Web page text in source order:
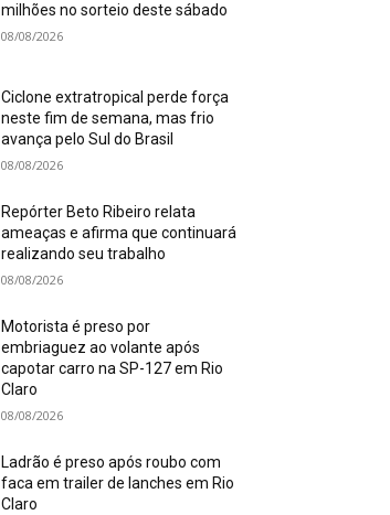
milhões no sorteio deste sábado
08/08/2026
Ciclone extratropical perde força
neste fim de semana, mas frio
avança pelo Sul do Brasil
08/08/2026
Repórter Beto Ribeiro relata
ameaças e afirma que continuará
realizando seu trabalho
08/08/2026
Motorista é preso por
embriaguez ao volante após
capotar carro na SP-127 em Rio
Claro
08/08/2026
Ladrão é preso após roubo com
faca em trailer de lanches em Rio
Claro